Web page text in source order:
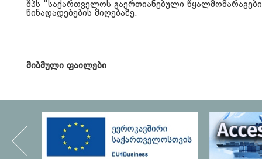
შპს "საქართველოს გაერთიანებული
წინადადებების მიღებაზე.
მიბმული ფაილები